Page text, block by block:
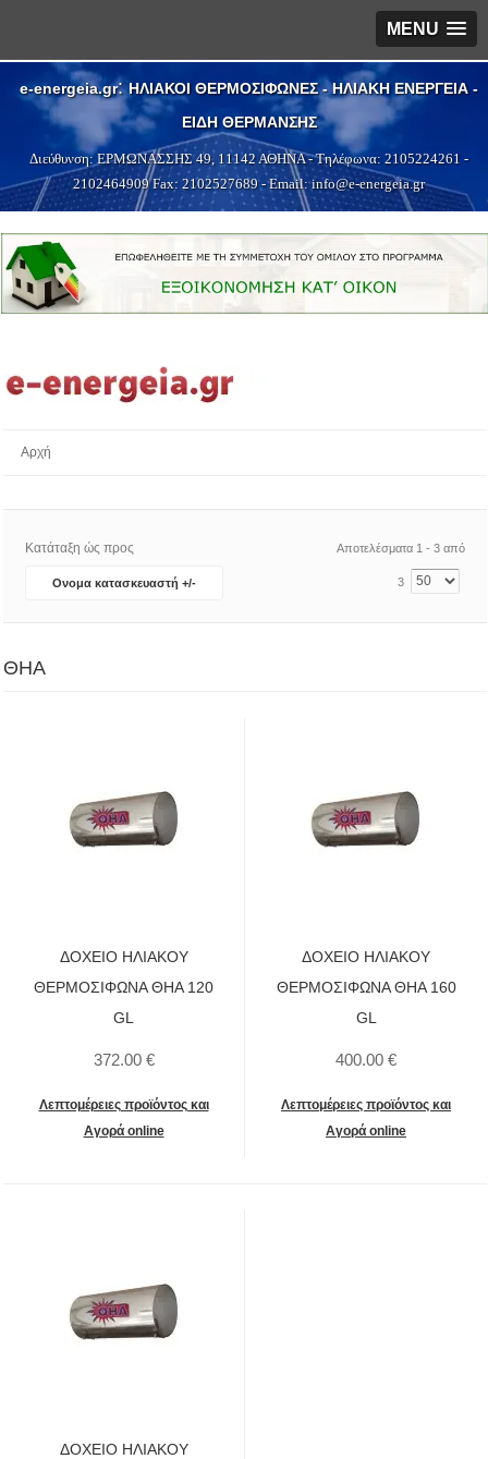
MENU
e-energeia.gr:ΗΛΙΑΚΟΙ ΘΕΡΜΟΣΙΦΩΝΕΣ - ΗΛΙΑΚΗ ΕΝΕΡΓΕΙΑ -
ΕΙΔΗ ΘΕΡΜΑΝΣΗΣ
Διεύθυνση:ΕΡΜΩΝΑΣΣΗΣ 49, 11142 ΑΘΗΝΑ- Τηλέφωνα:2105224261 -
2102464909Fax: 2102527689 - Email:info@e-energeia.gr
Αρχή
Κατάταξη ώς προς
Ονομα κατασκευαστή +/-
Αποτελέσματα 1 - 3 από
3
ΘΗΑ
ΔΟΧΕΙΟ ΗΛΙΑΚΟΥ
ΘΕΡΜΟΣΙΦΩΝΑ ΘΗΑ 120
GL
372.00 €
Λεπτομέρειες προϊόντος και
Aγορά online
ΔΟΧΕΙΟ ΗΛΙΑΚΟΥ
ΘΕΡΜΟΣΙΦΩΝΑ ΘΗΑ 160
GL
400.00 €
Λεπτομέρειες προϊόντος και
Aγορά online
ΔΟΧΕΙΟ ΗΛΙΑΚΟΥ